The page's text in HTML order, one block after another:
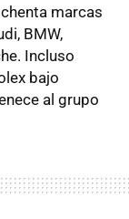
marcas
BMW,
Incluso
bajo
al grupo